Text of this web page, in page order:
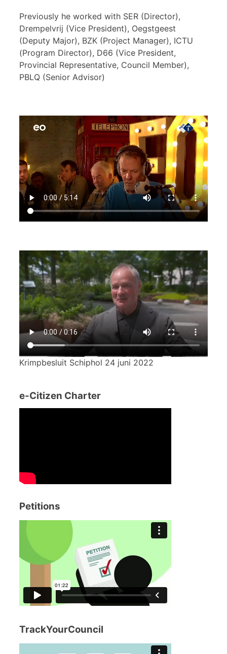
Previously he worked with SER (Director),
Drempelvrij (Vice President), Oegstgeest
(Deputy Major), BZK (Project Manager), ICTU
(Program Director), D66 (Vice President,
Provincial Representative, Council Member),
PBLQ (Senior Advisor)
Krimpbesluit Schiphol 24 juni 2022
e-Citizen Charter
Petitions
TrackYourCouncil